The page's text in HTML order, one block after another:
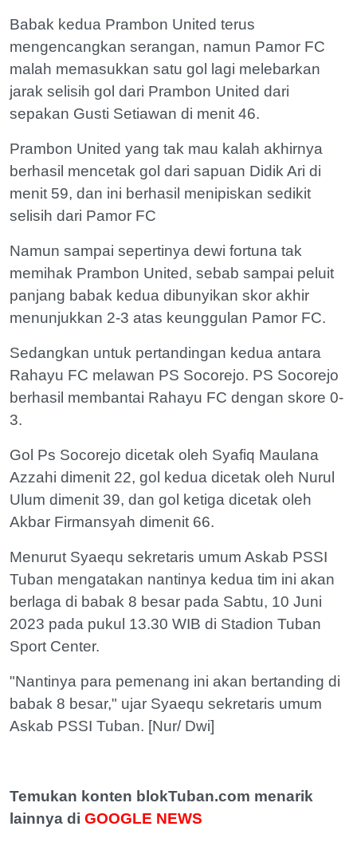
Babak kedua Prambon United terus
mengencangkan serangan, namun Pamor FC
malah memasukkan satu gol lagi melebarkan
jarak selisih gol dari Prambon United dari
sepakan Gusti Setiawan di menit 46.
Prambon United yang tak mau kalah akhirnya
berhasil mencetak gol dari sapuan Didik Ari di
menit 59, dan ini berhasil menipiskan sedikit
selisih dari Pamor FC
Namun sampai sepertinya dewi fortuna tak
memihak Prambon United, sebab sampai peluit
panjang babak kedua dibunyikan skor akhir
menunjukkan 2-3 atas keunggulan Pamor FC.
Sedangkan untuk pertandingan kedua antara
Rahayu FC melawan PS Socorejo. PS Socorejo
berhasil membantai Rahayu FC dengan skore 0-
3.
Gol Ps Socorejo dicetak oleh Syafiq Maulana
Azzahi dimenit 22, gol kedua dicetak oleh Nurul
Ulum dimenit 39, dan gol ketiga dicetak oleh
Akbar Firmansyah dimenit 66.
Menurut Syaequ sekretaris umum Askab PSSI
Tuban mengatakan nantinya kedua tim ini akan
berlaga di babak 8 besar pada Sabtu, 10 Juni
2023 pada pukul 13.30 WIB di Stadion Tuban
Sport Center.
"Nantinya para pemenang ini akan bertanding di
babak 8 besar," ujar Syaequ sekretaris umum
Askab PSSI Tuban. [Nur/ Dwi]
Temukan konten blokTuban.com menarik
lainnya di GOOGLE NEWS